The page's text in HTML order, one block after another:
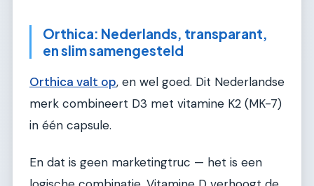
Orthica: Nederlands, transparant,
en slim samengesteld
Orthica valt op, en wel goed. Dit Nederlandse
merk combineert D3 met vitamine K2 (MK-7)
in één capsule.
En dat is geen marketingtruc — het is een